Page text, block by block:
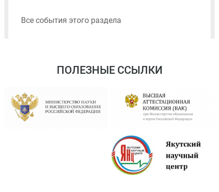
Все события этого раздела
ПОЛЕЗНЫЕ ССЫЛКИ